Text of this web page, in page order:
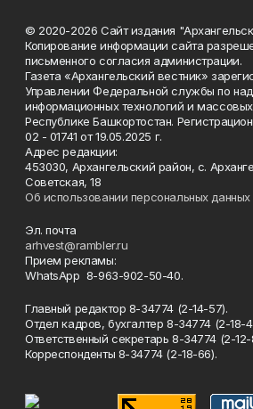
© 2020-2026 Сайт издания
Копирование информации сайта
письменного согласия администрации.
Газета «Архангельский вестник»
Управлении Федеральной службы по
информационных технологий и
Республике Башкортостан.
02 - 01741 от 19.05.2025 г.
Адрес редакции:
453030, Архангельский район, с.
Советская, 18
Об использовании персональных данных
Эл. почта
arhvest@rambler.ru
Прием рекламы:
WhatsApp 8-963-902-50-40.
Главный редактор 8-34774 (2-14-57).
Отдел кадров, бухгалтер 8-34774 (2-18-
Ответственный секретарь 8-34774 (2-12-
Корреспонденты 8-34774 (2-18-66).